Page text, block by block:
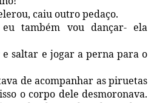
caiu outro pedaço.
também vou dançar- ela
saltar e jogar a perna para o
de acompanhar as piruetas
o corpo dele desmoronava.